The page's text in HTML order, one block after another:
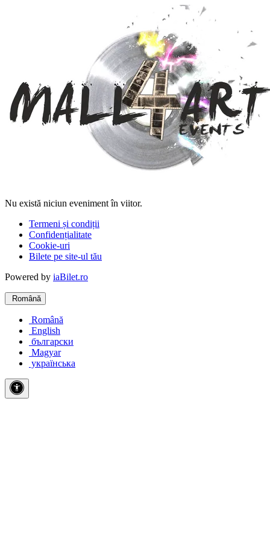
Nu există niciun eveniment în viitor.
Termeni și condiții
Confidențialitate
Cookie-uri
Bilete pe site-ul tău
Powered by iaBilet.ro
Română
Română
English
български
Magyar
українська